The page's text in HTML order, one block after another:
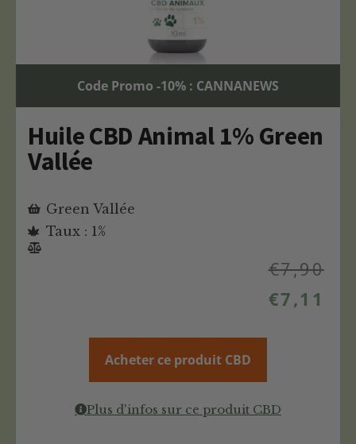
Code Promo -10% : CANNANEWS
Huile CBD Animal 1% Green
Vallée
Green Vallée
Taux : 1%
€7,90
€7,11
Acheter ce produit CBD
Plus d'infos sur ce produit CBD